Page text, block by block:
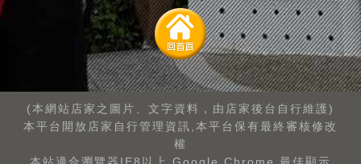
(本網站店家之圖片、文字資料，由店家後台自行維護)
本平台開放店家自行管理資訊,本平台保有最終審核修改
權